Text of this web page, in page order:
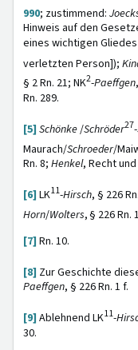
990; zustimmend:
Hinweis auf den
eines wichtigen
verletzten Person]);
§ 2 Rn. 21; NK2-Paeffgen
Rn. 289.
[5] Schönke/Schröder27-
Maurach/Schroeder/
Rn. 8; Henkel, Recht
[6] LK11-Hirsch, § 226
Horn/Wolters,§ 226 Rn.
[7] Rn. 10.
[8] Zur Geschichte
Paeffgen, § 226 Rn. 1 f.
[9] Ablehnend LK11-
30.